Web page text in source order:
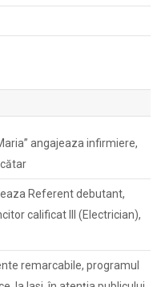
angajeaza infirmiere,
Referent debutant,
calificat III (Electrician),
remarcabile, programul